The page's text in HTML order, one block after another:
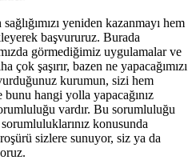
yeniden kazanmayı hem
başvururuz. Burada
görmediğimiz uygulamalar ve
çok şaşırır, bazen ne yapacağımızı
kurumun, sizi hem
bunu hangi yolla yapacağınız
vardır. Bu sorumluluğu
konusunda
sizlere sunuyor, siz ya da